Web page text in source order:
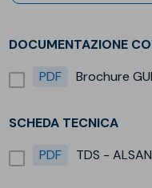
DOCUMENTAZIONE
PDF
Brochure
SCHEDA TECNICA
PDF
TDS -